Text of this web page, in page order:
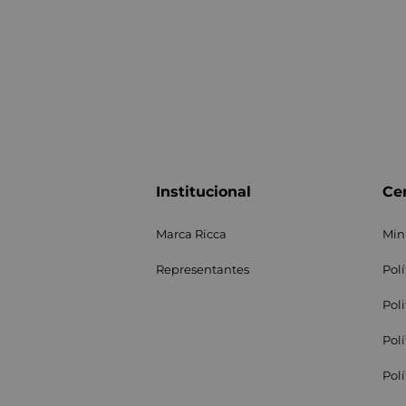
Institucional
Marca Ricca
Representantes